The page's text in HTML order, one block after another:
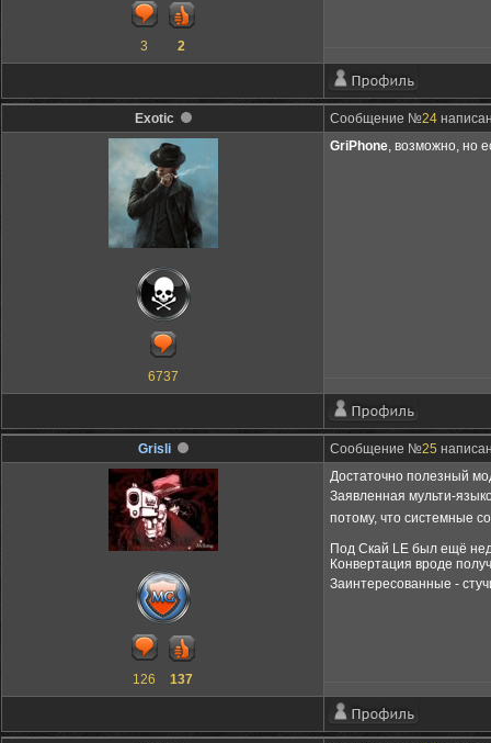
3 2
Exotic Сообщение №24
6737
GriPhone, возможно, но
Grisli Сообщение №25
126 137
Достаточно полезный
Заявленная мульти-
потому, что системные
Под Скай LE был ещё
Конвертация вроде
Заинтересованные -